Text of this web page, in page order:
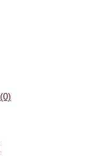
(0)